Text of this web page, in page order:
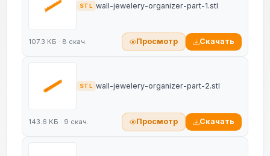
STL wall-jewelery-organizer-part-1.stl
107.3 КБ · 8 скач. Просмотр Скачать
STL wall-jewelery-organizer-part-2.stl
143.6 КБ · 9 скач. Просмотр Скачать